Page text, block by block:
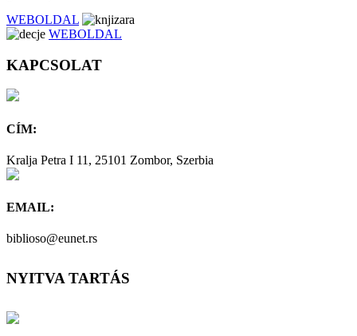
WEBOLDAL
WEBOLDAL
KAPCSOLAT
CÍM:
Kralja Petra I 11, 25101 Zombor, Szerbia
EMAIL:
biblioso@eunet.rs
NYITVA TARTÁS